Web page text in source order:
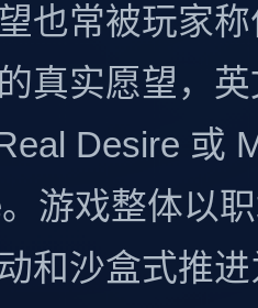
也常被玩家
真实愿望，
Desire 或
游戏整体以
和沙盒式推